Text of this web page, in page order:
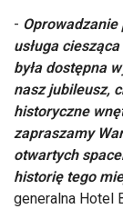
- Oprowadzanie
usługa
była dostępna
nasz jubileusz,
historyczne
zapraszamy
otwartych
historię tego
generalna Hotel